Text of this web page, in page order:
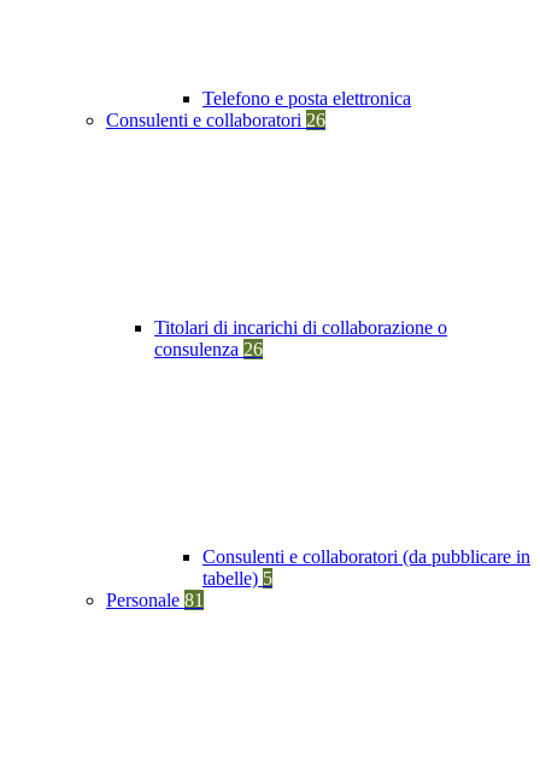
Telefono e posta elettronica
Consulenti e collaboratori 26
Titolari di incarichi di collaborazione o
consulenza 26
Consulenti e collaboratori (da pubblicare in
tabelle) 5
Personale 81